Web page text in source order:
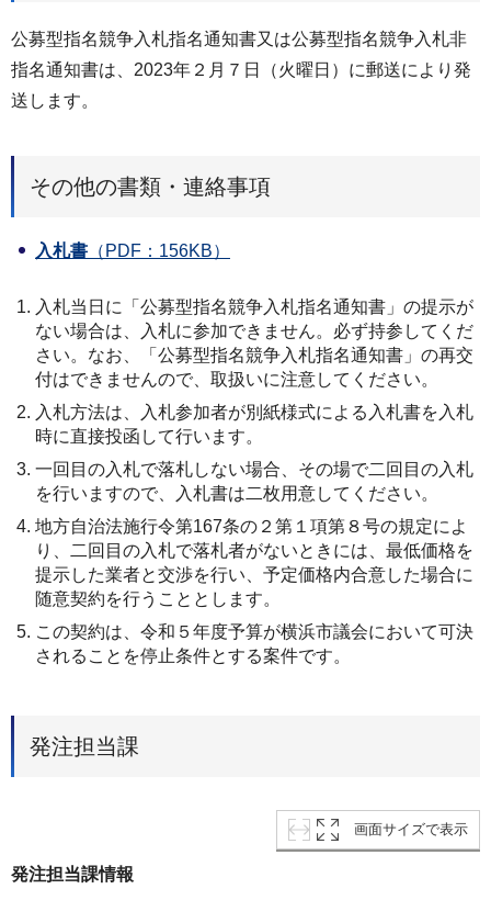
公募型指名競争⼊札指名通知書⼜は公募型指名競争⼊札非
指名通知書は、2023年２⽉７⽇（火曜⽇）に郵送により発
送します。
その他の書類・連絡事項
⼊札書 （PDF：156KB）
⼊札当⽇に「公募型指名競争⼊札指名通知書」の提⽰が
ない場合は、⼊札に参加できません。必ず持参してくだ
さい。なお、「公募型指名競争⼊札指名通知書」の再交
付はできませんので、取扱いに注意してください。
⼊札⽅法は、⼊札参加者が別紙様式による⼊札書を⼊札
時に直接投函して⾏います。
⼀回目の⼊札で落札しない場合、その場で⼆回目の⼊札
を⾏いますので、⼊札書は⼆枚⽤意してください。
地⽅⾃治法施⾏令第167条の２第１項第８号の規定によ
り、⼆回目の⼊札で落札者がないときには、最低価格を
提⽰した業者と交渉を⾏い、予定価格内合意した場合に
随意契約を⾏うこととします。
この契約は、令和５年度予算が横浜市議会において可決
されることを停⽌条件とする案件です。
発注担当課
画面サイズで表示
発注担当課情報